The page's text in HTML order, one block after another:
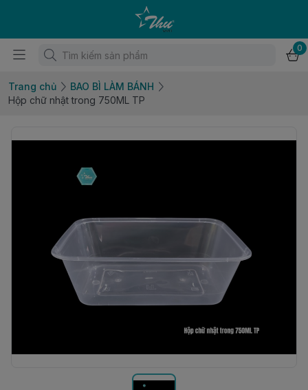
0
Trang chủ
BAO BÌ LÀM BÁNH
Hộp chữ nhật trong 750ML TP